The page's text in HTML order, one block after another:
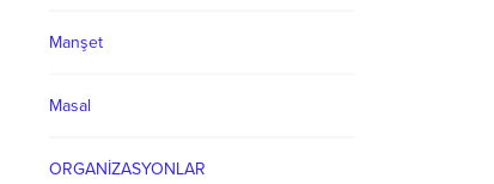
Manşet
Masal
ORGANİZASYONLAR